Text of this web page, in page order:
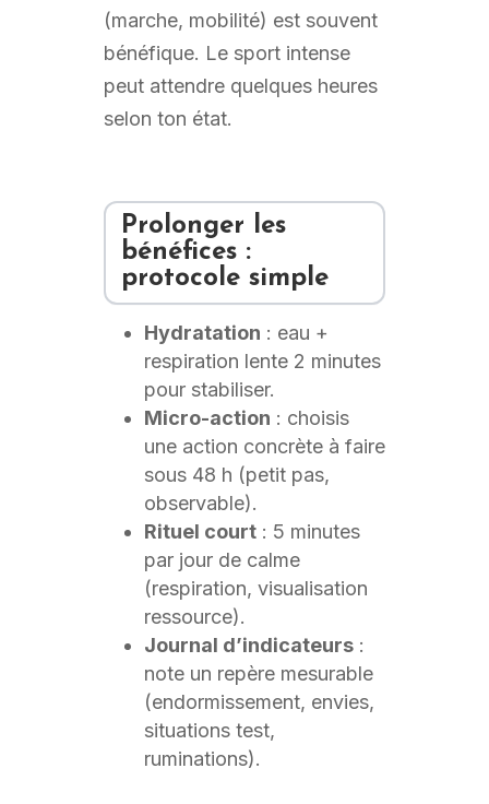
(marche, mobilité) est souvent
bénéfique. Le sport intense
peut attendre quelques heures
selon ton état.
Prolonger les
bénéfices :
protocole simple
Hydratation : eau +
respiration lente 2 minutes
pour stabiliser.
Micro-action : choisis
une action concrète à faire
sous 48 h (petit pas,
observable).
Rituel court: 5 minutes
par jour de calme
(respiration, visualisation
ressource).
Journal d’indicateurs:
note un repère mesurable
(endormissement, envies,
situations test,
ruminations).